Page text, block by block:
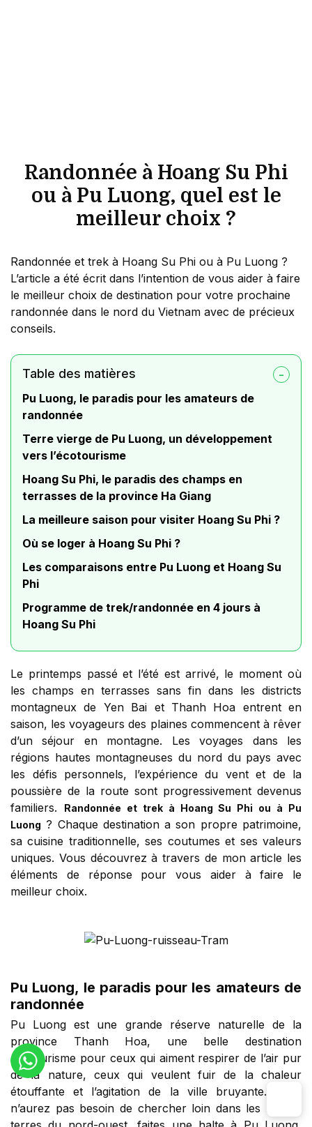
Randonnée à Hoang Su Phi
ou à Pu Luong, quel est le
meilleur choix ?
Randonnée et trek à Hoang Su Phi ou à Pu Luong ?
L’article a été écrit dans l’intention de vous aider à faire
le meilleur choix de destination pour votre prochaine
randonnée dans le nord du Vietnam avec de précieux
conseils.
Table des matières
Pu Luong, le paradis pour les amateurs de
randonnée
Terre vierge de Pu Luong, un développement
vers l’écotourisme
Hoang Su Phi, le paradis des champs en
terrasses de la province Ha Giang
La meilleure saison pour visiter Hoang Su Phi ?
Où se loger à Hoang Su Phi ?
Les comparaisons entre Pu Luong et Hoang Su
Phi
Programme de trek/randonnée en 4 jours à
Hoang Su Phi
Le printemps passé et l’été est arrivé, le moment où
les champs en terrasses sans fin dans les districts
montagneux de Yen Bai et Thanh Hoa entrent en
saison, les voyageurs des plaines commencent à rêver
d’un séjour en montagne. Les voyages dans les
régions hautes montagneuses du nord du pays avec
les défis personnels, l’expérience du vent et de la
poussière de la route sont progressivement devenus
familiers.
Randonnée et trek à Hoang Su Phi ou à Pu
Luong ? Chaque destination a son propre patrimoine,
sa cuisine traditionnelle, ses coutumes et ses valeurs
uniques. Vous découvrez à travers de mon article les
éléments de réponse pour vous aider à faire le
meilleur choix.
Pu Luong, le paradis pour les amateurs de
randonnée
Pu Luong est une grande réserve naturelle de la
province Thanh Hoa, une belle destination
écotourisme pour ceux qui aiment respirer de l’air pur
de la nature, ceux qui veulent fuir de la chaleur
étouffante et l’agitation de la ville bruyante. Vous
n’aurez pas besoin de chercher loin dans les hautes